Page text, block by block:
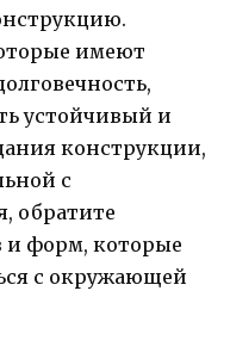
имеют
устойчивый и
конструкции,
с
обратите
и форм, которые
с окружающей